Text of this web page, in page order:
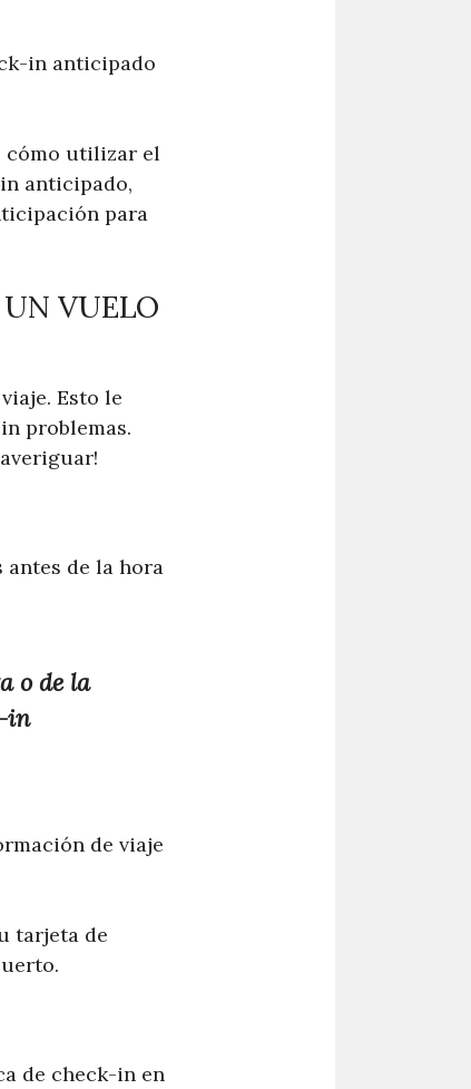
in anticipado
cómo utilizar el
anticipado,
para
UN VUELO
Esto le
problemas.
de la hora
o de la
in
de viaje
tarjeta de
de check-in en